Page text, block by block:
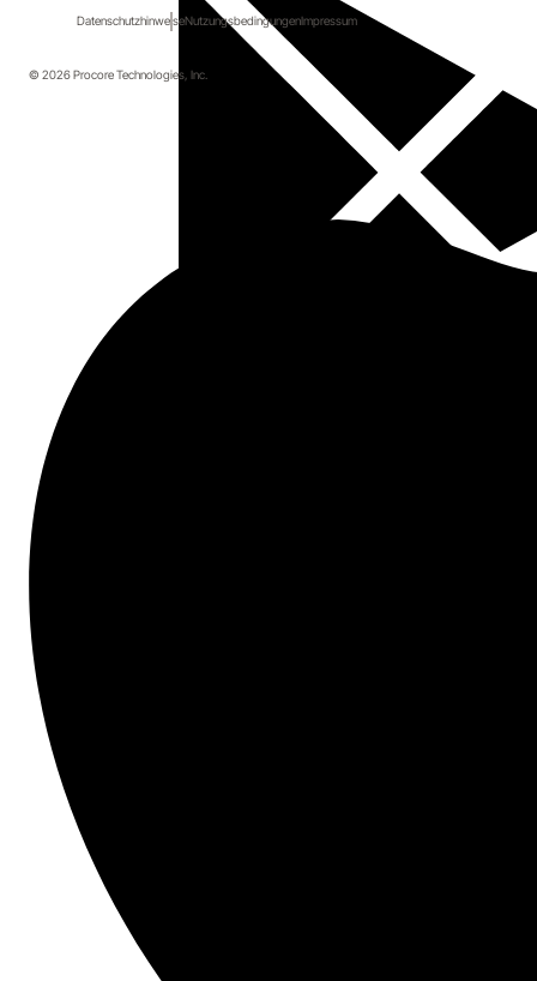
DatenschutzhinweiseNutzungsbedingungenImpressum
© 2026 Procore Technologies, Inc.